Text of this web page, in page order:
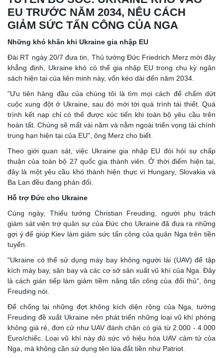
EU TRƯỚC NĂM 2034, NÊU CÁCH
GIẢM SỨC TẤN CÔNG CỦA NGA
Những khó khăn khi Ukraine gia nhập EU
Đài RT ngày 20/7 đưa tin, Thủ tướng Đức Friedrich Merz mới đây
khẳng định, Ukraine khó có thể gia nhập EU trong chu kỳ ngân
sách hiện tại của liên minh này, vốn kéo dài đến năm 2034.
"Ưu tiên hàng đầu của chúng tôi là tìm mọi cách để chấm dứt
cuộc xung đột ở Ukraine, sau đó mới tới quá trình tái thiết. Quá
trình kết nạp chỉ có thể được xúc tiến khi toàn bộ yêu cầu trên
hoàn tất. Chúng sẽ mất vài năm và nằm ngoài triển vọng tài chính
trung hạn hiện tại của EU", ông Merz cho biết.
Theo giới quan sát, việc Ukraine gia nhập EU đòi hỏi sự chấp
thuận của toàn bộ 27 quốc gia thành viên. Ở thời điểm hiện tại,
đây là một yêu cầu khó thành hiện thực vì Hungary, Slovakia và
Ba Lan đều đang phản đối.
Hỗ trợ Đức cho Ukraine
Cùng ngày, Thiếu tướng Christian Freuding, người phụ trách
giám sát viện trợ quân sự của Đức cho Ukraine đã đưa ra những
gợi ý để giúp Kiev làm giảm sức tấn công của quân Nga trên tiền
tuyến.
"Ukraine có thể sử dụng máy bay không người lái (UAV) để tập
kích máy bay, sân bay và các cơ sở sản xuất vũ khí của Nga. Đây
là cách gián tiếp làm giảm tiềm năng tấn công của đối thủ", ông
Freuding nói.
Để chống lại những đợt không kích diện rộng của Nga, tướng
Freuding đề xuất Ukraine nên phát triển những loại vũ khí phòng
không giá rẻ, đơn cử như UAV đánh chặn có giá từ 2.000 - 4.000
Euro/chiếc. Loại vũ khí này đủ sức vô hiệu hóa UAV cảm tử của
Nga, mà không cần sử dụng tên lửa đắt tiền như Patriot.